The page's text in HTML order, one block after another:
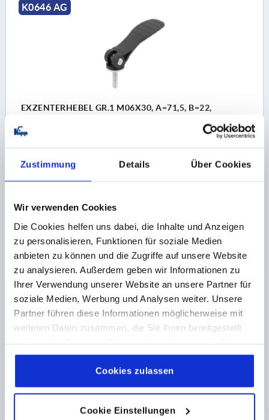
Zustimmung Details Über Cookies
Wir verwenden Cookies
Die Cookies helfen uns dabei, die Inhalte und Anzeigen
zu personalisieren, Funktionen für soziale Medien
anbieten zu können und die Zugriffe auf unsere Website
zu analysieren. Außerdem geben wir Informationen zu
Ihrer Verwendung unserer Website an unsere Partner für
soziale Medien, Werbung und Analysen weiter. Unsere
Partner führen diese Informationen möglicherweise mit
weiteren Daten zusammen, die Sie ihnen bereitgestellt
gesammelt haben.Cookie Richtlinien
Datenschutz|AGB
Cookies zulassen
Cookie Einstellungen
K0646 AG
EXZENTERHEBEL GR.1 M06X30, A=71,5, B=22,
D2=9
5,40 €
zzgl. MwSt.
DETAILS
K0646 AG
POLYAMID SCHWARZ, KOMP:STAHL